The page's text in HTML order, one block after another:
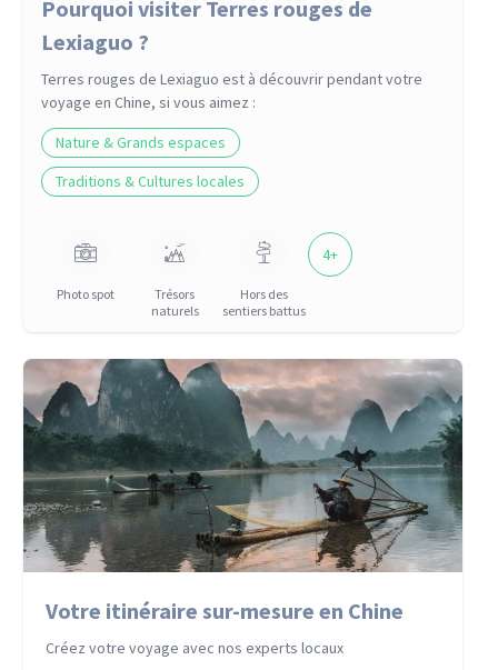
Pourquoi visiter Terres rouges de
Lexiaguo ?
Terres rouges de Lexiaguo est à découvrir pendant votre
voyageen Chine, si vous aimez :
Nature & Grands espaces
Traditions & Cultures locales
Photo spot
Trésors
naturels
Hors des
sentiers battus
4+
Votre itinéraire sur-mesure en Chine
Créez votre voyage avec nos experts locaux